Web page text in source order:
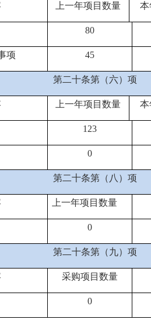
上一年项目数量 本
80
项 45
第二十条第（六）项
上一年项目数量 本
1 23
0
第二十条第（八）项
上一年项目数量
0
第二十条第（九）项
采购项目数量
0